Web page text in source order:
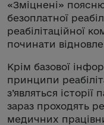
«Зміцнені»
безоплатної
реабілітаційної
починати
Крім базової
принципи
з’являться
зараз проходять
медичних